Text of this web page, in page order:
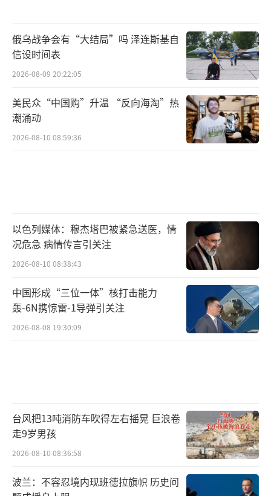
俄乌战争会有“大结局”吗 泽连斯基自
信设时间表
2026-08-09 20:22:05
美民众“中国购”升温 “反向海淘”热
潮涌动
2026-08-10 08:59:36
以色列媒体：穆杰塔巴被紧急送医，情
况危急 病情传言引关注
2026-08-10 08:38:43
中国形成“三位一体”核打击能力
轰-6N携惊雷-1导弹引关注
2026-08-08 19:30:09
台风把13吨消防车吹得左右摇晃 巨浪卷
走9岁男孩
2026-08-10 08:36:58
波兰：不容忍境内现班德拉旗帜 历史问